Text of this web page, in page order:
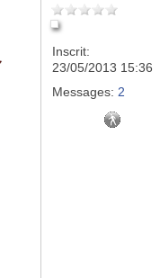
Inscrit:
23/05/2013 15:36
Messages: 2